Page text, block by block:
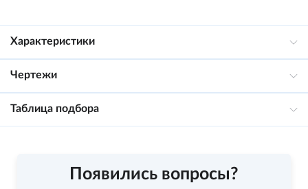
Характеристики
Чертежи
Таблица подбора
Появились вопросы?